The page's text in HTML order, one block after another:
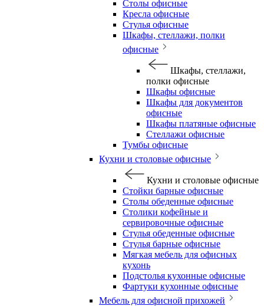
Столы офисные
Кресла офисные
Стулья офисные
Шкафы, стеллажи, полки
офисные
Шкафы, стеллажи,
полки офисные
Шкафы офисные
Шкафы для документов
офисные
Шкафы платяные офисные
Стеллажи офисные
Тумбы офисные
Кухни и столовые офисные
Кухни и столовые офисные
Стойки барные офисные
Столы обеденные офисные
Столики кофейные и
сервировочные офисные
Стулья обеденные офисные
Стулья барные офисные
Мягкая мебель для офисных
кухонь
Подстолья кухонные офисные
Фартуки кухонные офисные
Мебель для офисной прихожей